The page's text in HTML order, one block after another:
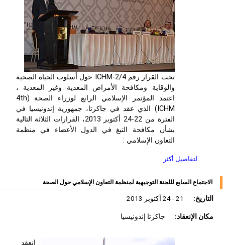
تحت القرار رقم 2/4-ICHM حول أسلوب الحياة الصحية
والوقاية ومكافحة الأمراض المعدية وغير المعدية ،
اعتمد المؤتمر الإسلامي الرابع لوزراء الصحة (4th
ICHM) الذي عقد في جاكرتا، جمهورية إندونيسيا في
الفترة من 22-24 أكتوبر 2013، القرارات الثلاثة التالية
بشأن مكافحة التبغ في الدول الأعضاء في منظمة
التعاون الإسلامي :
لتفاصيل أكثر
الاجتماع السابع لللجنة التوجيهية لمنظمة التعاون الإسلامي حول الصحة
التاريخ:
مكان الإنعقاد:
جاكرتا إندونيسيا
انعقد